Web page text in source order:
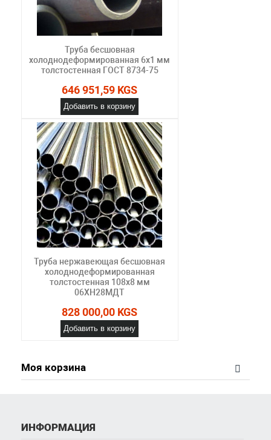
Труба бесшовная
холоднодеформированная 6х1 мм
толстостенная ГОСТ 8734-75
646 951,59 KGS
Добавить в корзину
Труба нержавеющая бесшовная
холоднодеформированная
толстостенная 108х8 мм
06ХН28МДТ
828 000,00 KGS
Добавить в корзину
Моя корзина
ИНФОРМАЦИЯ